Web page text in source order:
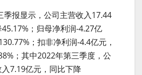
季报显示，公司主营收入17.44
；归母净利润-4.27亿
；扣非净利润-4.4亿元，
；其中2022年第三季度，公
7.19亿元，同比下降